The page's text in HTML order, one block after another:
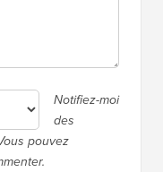
Notifiez-moi
des
pouvez